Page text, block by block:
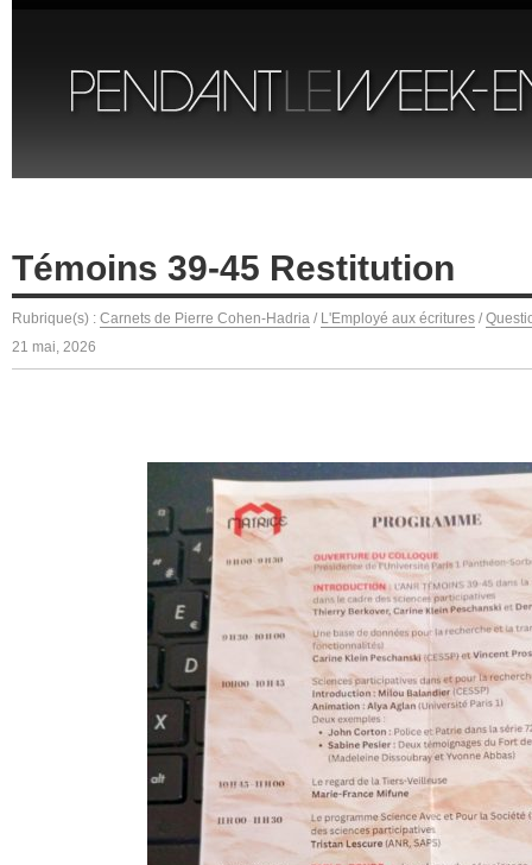
Témoins 39-45 Restitution
Rubrique(s) : Carnets de Pierre Cohen-Hadria / L'Employé aux écritures /
21 mai, 2026